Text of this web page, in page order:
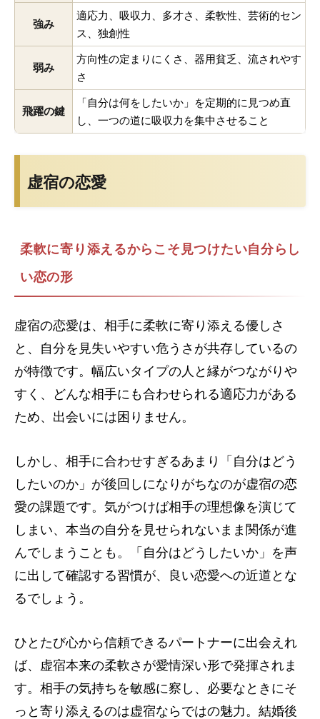
強み
適応力、吸収力、多才さ、柔軟性、芸術的セン
ス、独創性
弱み
方向性の定まりにくさ、器用貧乏、流されやす
さ
飛躍の鍵
「自分は何をしたいか」を定期的に見つめ直
し、一つの道に吸収力を集中させること
虚宿の恋愛
柔軟に寄り添えるからこそ見つけたい自分らし
い恋の形
虚宿の恋愛は、相手に柔軟に寄り添える優しさ
と、自分を見失いやすい危うさが共存しているの
が特徴です。幅広いタイプの人と縁がつながりや
すく、どんな相手にも合わせられる適応力がある
ため、出会いには困りません。
しかし、相手に合わせすぎるあまり「自分はどう
したいのか」が後回しになりがちなのが虚宿の恋
愛の課題です。気がつけば相手の理想像を演じて
しまい、本当の自分を見せられないまま関係が進
んでしまうことも。「自分はどうしたいか」を声
に出して確認する習慣が、良い恋愛への近道とな
るでしょう。
ひとたび心から信頼できるパートナーに出会えれ
ば、虚宿本来の柔軟さが愛情深い形で発揮されま
す。相手の気持ちを敏感に察し、必要なときにそ
っと寄り添えるのは虚宿ならではの魅力。結婚後